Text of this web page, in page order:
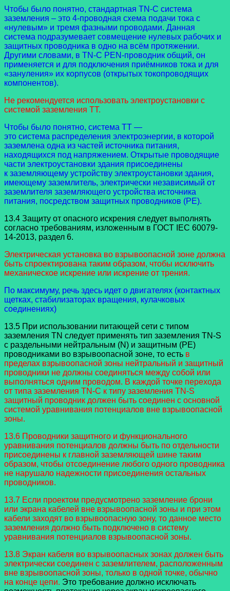
Чтобы было понятно, стандартная TN-C система
заземления – это 4-проводная схема подачи тока с
«нулевым» и тремя фазными проводами. Данная
система подразумевает совмещение нулевых рабочих и
защитных проводника в одно на всём протяжении.
Другими словами, в TN-C PEN-проводник общий, он
применяется и для подключения приёмников тока и для
«зануления» их корпусов (открытых токопроводящих
компонентов).
Не рекомендуется использовать электроустановки с
системой заземления TT.
Чтобы было понятно, система TT —
это система распределения электроэнергии, в которой
заземлена одна из частей источника питания,
находящихся под напряжением. Открытые проводящие
части электроустановки здания присоединены
к заземляющему устройству электроустановки здания,
имеющему заземлитель, электрически независимый от
заземлителя заземляющего устройства источника
питания, посредством защитных проводников (PE).
13.4 Защиту от опасного искрения следует выполнять
согласно требованиям, изложенным в ГОСТ IEC 60079-
14-2013, раздел 6.
Электрическая установка во взрывоопасной зоне должна
быть спроектирована таким образом, чтобы исключить
механическое искрение или искрение от трения.
По максимуму, речь здесь идет о двигателях (контактных
щетках, стабилизаторах вращения, кулачковых
соединениях)
13.5 При использовании питающей сети с типом
заземления TN следует применять тип заземления TN-S
с раздельными нейтральным (N) и защитным (PE)
проводниками во взрывоопасной зоне, то есть в
пределах взрывоопасной зоны нейтральный и защитный
проводники не должны соединяться между собой или
выполняться одним проводом. В каждой точке перехода
от типа заземления TN-C к типу заземления TN-S
защитный проводник должен быть соединен с основной
системой уравнивания потенциалов вне взрывоопасной
зоны.
13.6 Проводники защитного и функционального
уравнивания потенциалов должны быть по отдельности
присоединены к главной заземляющей шине таким
образом, чтобы отсоединение любого одного проводника
не нарушало надежности присоединения остальных
проводников.
13.7 Если проектом предусмотрено заземление брони
или экрана кабелей вне взрывоопасной зоны и при этом
кабели заходят во взрывоопасную зону, то данное место
заземления должно быть подключено в систему
уравнивания потенциалов взрывоопасной зоны.
13.8 Экран кабеля во взрывоопасных зонах должен быть
электрически соединен с заземлителем, расположенным
вне взрывоопасной зоны, только в одной точке, обычно
на конце цепи. Это требование должно исключать